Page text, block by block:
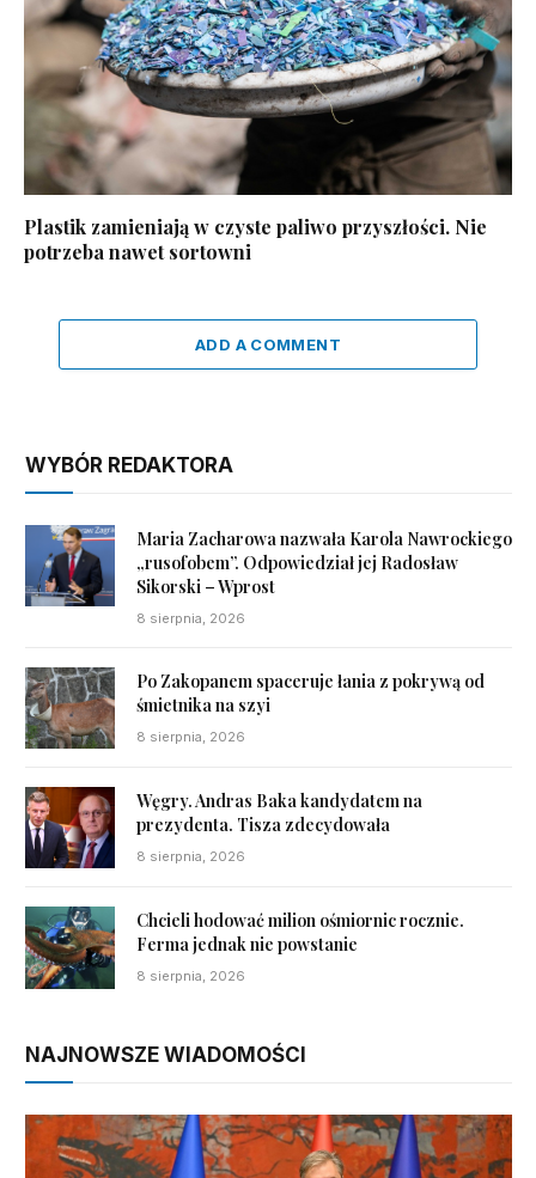
Plastik zamieniają w czyste paliwo przyszłości. Nie
potrzeba nawet sortowni
ADD A COMMENT
WYBÓR REDAKTORA
Maria Zacharowa nazwała Karola Nawrockiego
„rusofobem”. Odpowiedział jej Radosław
Sikorski – Wprost
8 sierpnia, 2026
Po Zakopanem spaceruje łania z pokrywą od
śmietnika na szyi
8 sierpnia, 2026
Węgry. Andras Baka kandydatem na
prezydenta. Tisza zdecydowała
8 sierpnia, 2026
Chcieli hodować milion ośmiornic rocznie.
Ferma jednak nie powstanie
8 sierpnia, 2026
NAJNOWSZE WIADOMOŚCI